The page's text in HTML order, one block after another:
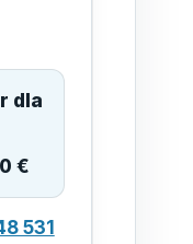
dla
€
531